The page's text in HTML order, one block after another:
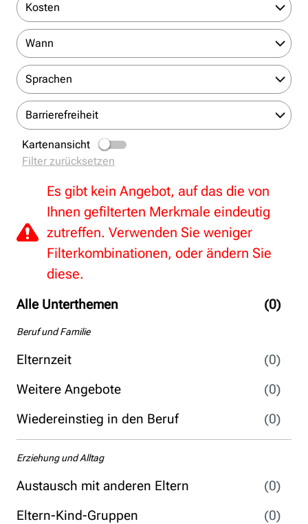
Alle Unterthemen (0)
Beruf und Familie
Elternzeit
(0)
Weitere Angebote
(0)
Wiedereinstieg in den Beruf
(0)
Erziehung und Alltag
Austausch mit anderen Eltern
(0)
Eltern-Kind-Gruppen
(0)
Kosten
Wann
Sprachen
Barrierefreiheit
Kartenansicht
Filter zurücksetzen
Es gibt kein Angebot, auf das die von
Ihnen gefilterten Merkmale eindeutig
zutreffen. Verwenden Sie weniger
Filterkombinationen, oder ändern Sie
diese.